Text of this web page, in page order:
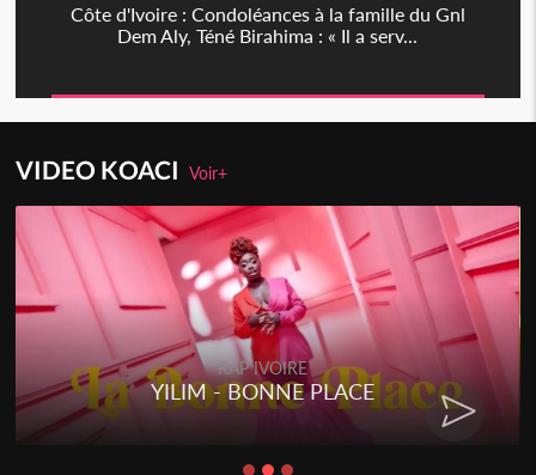
Côte d'Ivoire : Condoléances à la famille du Gnl
Dem Aly, Téné Birahima : « Il a serv...
VIDEO KOACIVoir+
RAP IVOIRE
YILIM - BONNE PLACE